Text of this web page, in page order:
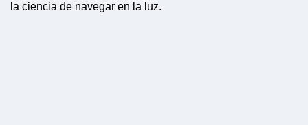
la ciencia de navegar en la luz.